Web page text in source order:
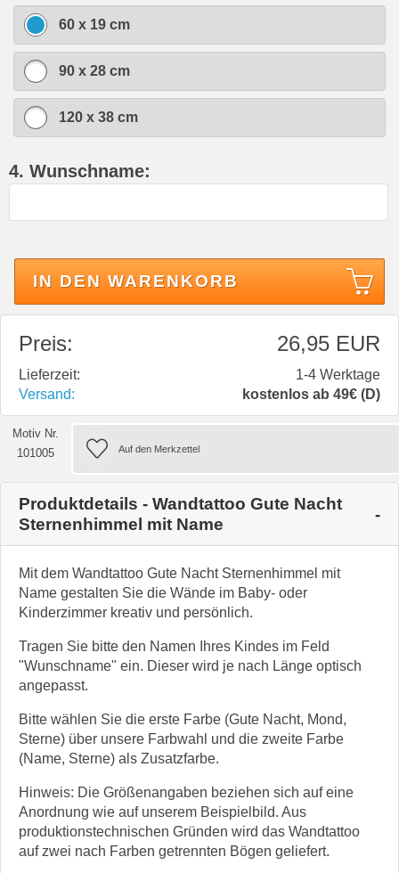
60 x 19 cm
90 x 28 cm
120 x 38 cm
4. Wunschname:
IN DEN WARENKORB
Preis: 26,95 EUR
Lieferzeit:
1-4 Werktage
Versand:
kostenlos ab 49€ (D)
Motiv Nr.
101005
Produktdetails - Wandtattoo Gute Nacht
Sternenhimmel mit Name
Mit dem Wandtattoo Gute Nacht Sternenhimmel mit
Name gestalten Sie die Wände im Baby- oder
Kinderzimmer kreativ und persönlich.
Tragen Sie bitte den Namen Ihres Kindes im Feld
"Wunschname" ein. Dieser wird je nach Länge optisch
angepasst.
Bitte wählen Sie die erste Farbe (Gute Nacht, Mond,
Sterne) über unsere Farbwahl und die zweite Farbe
(Name, Sterne) als Zusatzfarbe.
Hinweis: Die Größenangaben beziehen sich auf eine
Anordnung wie auf unserem Beispielbild. Aus
produktionstechnischen Gründen wird das Wandtattoo
auf zwei nach Farben getrennten Bögen geliefert.